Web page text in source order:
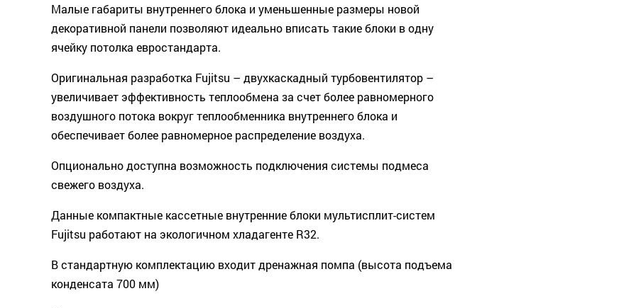
Малые габариты внутреннего блока и уменьшенные размеры новой
декоративной панели позволяют идеально вписать такие блоки в одну
ячейку потолка евростандарта.
Оригинальная разработка Fujitsu – двухкаскадный турбовентилятор –
увеличивает эффективность теплообмена за счет более равномерного
воздушного потока вокруг теплообменника внутреннего блока и
обеспечивает более равномерное распределение воздуха.
Опционально доступна возможность подключения системы подмеса
свежего воздуха.
Данные компактные кассетные внутренние блоки мультисплит-систем
Fujitsu работают на экологичном хладагенте R32.
В стандартную комплектацию входит дренажная помпа (высота подъема
конденсата 700 мм)